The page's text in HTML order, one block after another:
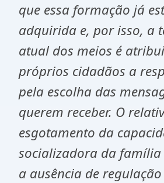
que essa formação já
adquirida e, por isso, a
atual dos meios é
próprios cidadãos a
pela escolha das
querem receber. O
esgotamento da
socializadora da família
a ausência de